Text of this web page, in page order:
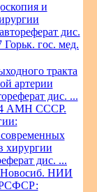
и
дис.
гос. мед.
тракта
артерии
дис. ...
АМН СССР.
хирургии
дис. ...
Новосиб. НИИ
РСФСР: